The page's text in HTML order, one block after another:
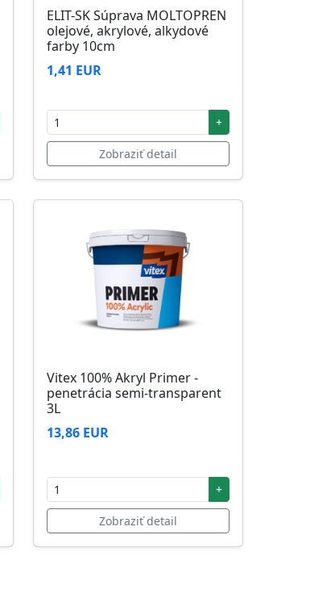
ELIT-SK Súprava MOLTOPREN
olejové, akrylové, alkydové
farby 10cm
1,41 EUR
+
Zobraziť detail
Vitex 100% Akryl Primer -
penetrácia semi-transparent
3L
13,86 EUR
+
Zobraziť detail